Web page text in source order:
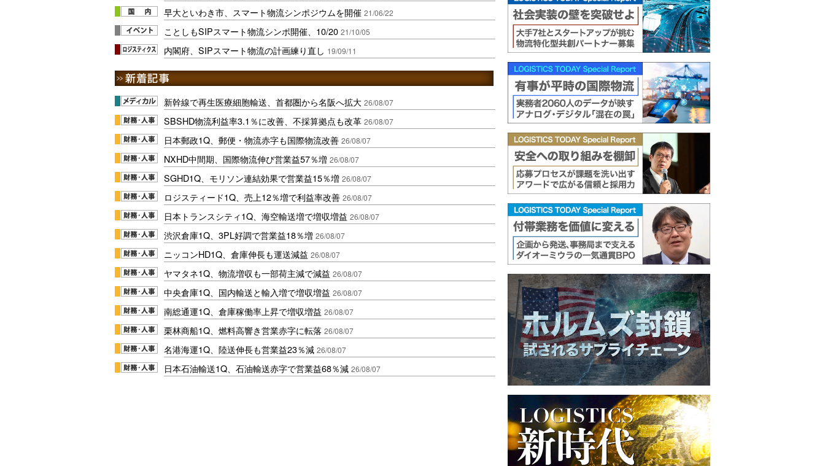
早大といわき市、スマート物流シンポジウムを開催 21/06/22
ことしもSIPスマート物流シンポ開催、10/20 21/10/05
内閣府、SIPスマート物流の計画練り直し 19/09/11
新幹線で再生医療細胞輸送、首都圏から名阪へ拡大 26/08/07
SBSHD物流利益率3.1％に改善、不採算拠点も改革 26/08/07
日本郵政1Q、郵便・物流赤字も国際物流改善 26/08/07
NXHD中間期、国際物流伸び営業益57％増 26/08/07
SGHD1Q、モリソン連結効果で営業益15％増 26/08/07
ロジスティード1Q、売上12％増で利益率改善 26/08/07
日本トランスシティ1Q、海空輸送増で増収増益 26/08/07
渋沢倉庫1Q、3PL好調で営業益18％増 26/08/07
ニッコンHD1Q、倉庫伸長も運送減益 26/08/07
ヤマタネ1Q、物流増収も一部荷主減で減益 26/08/07
中央倉庫1Q、国内輸送と輸入増で増収増益 26/08/07
南総通運1Q、倉庫稼働率上昇で増収増益 26/08/07
栗林商船1Q、燃料高響き営業赤字に転落 26/08/07
名港海運1Q、陸送伸長も営業益23％減 26/08/07
日本石油輸送1Q、石油輸送赤字で営業益68％減 26/08/07